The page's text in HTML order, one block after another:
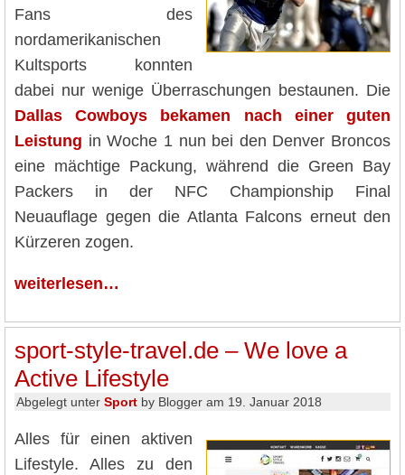
Fans des
nordamerikanischen
Kultsports konnten
dabei nur wenige Überraschungen bestaunen. Die
Dallas Cowboys bekamen nach einer guten
Leistung in Woche 1 nun bei den Denver Broncos
eine mächtige Packung, während die Green Bay
Packers in der NFC Championship Final
Neuauflage gegen die Atlanta Falcons erneut den
Kürzeren zogen.
weiterlesen…
sport-style-travel.de – We love a
Active Lifestyle
Abgelegt unter Sport by Blogger am 19. Januar 2018
Alles für einen aktiven
Lifestyle. Alles zu den